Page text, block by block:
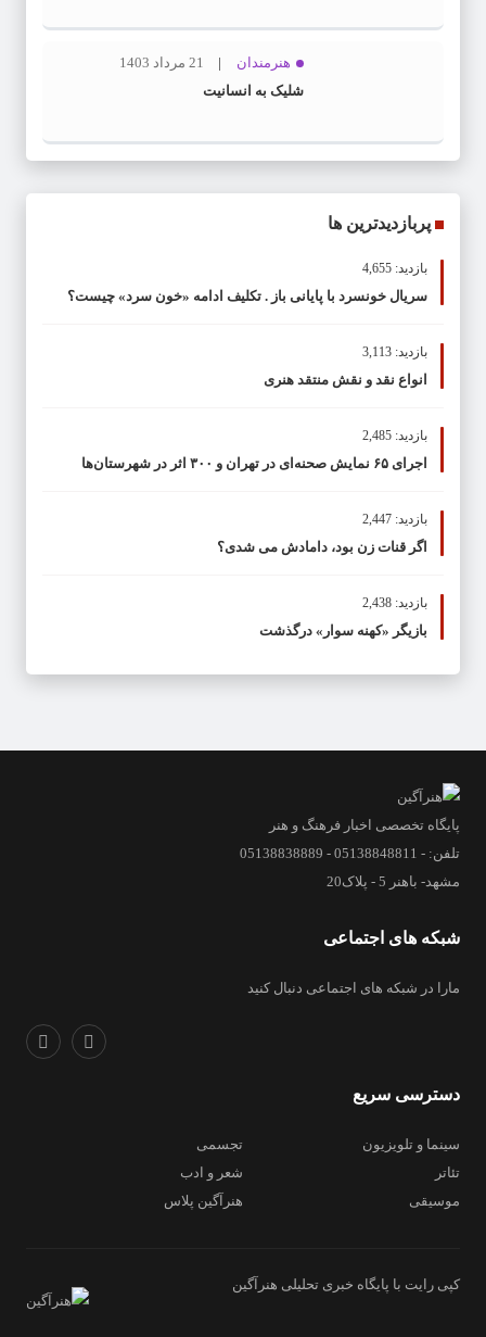
هنرمندان
21 مرداد 1403
شلیک به انسانیت
پربازدیدترین ها
بازدید: 4,655
سریال خونسرد با پایانی باز . تکلیف ادامه «خون سرد» چیست؟
بازدید: 3,113
انواع نقد و نقش منتقد هنری
بازدید: 2,485
اجرای ۶۵ نمایش صحنه‌ای در تهران و ۳۰۰ اثر در شهرستان‌ها
بازدید: 2,447
اگر قنات زن بود، دامادش می شدی؟
بازدید: 2,438
بازیگر «کهنه سوار» درگذشت
پایگاه تخصصی اخبار فرهنگ و هنر
تلفن: - 05138848811 - 05138838889
مشهد- باهنر 5 - پلاک20
شبکه های اجتماعی
مارا در شبکه های اجتماعی دنبال کنید
دسترسی سریع
سینما و تلویزیون
تجسمی
تئاتر
شعر و ادب
موسیقی
هنرآگین پلاس
کپی رایت با پایگاه خبری تحلیلی هنرآگین